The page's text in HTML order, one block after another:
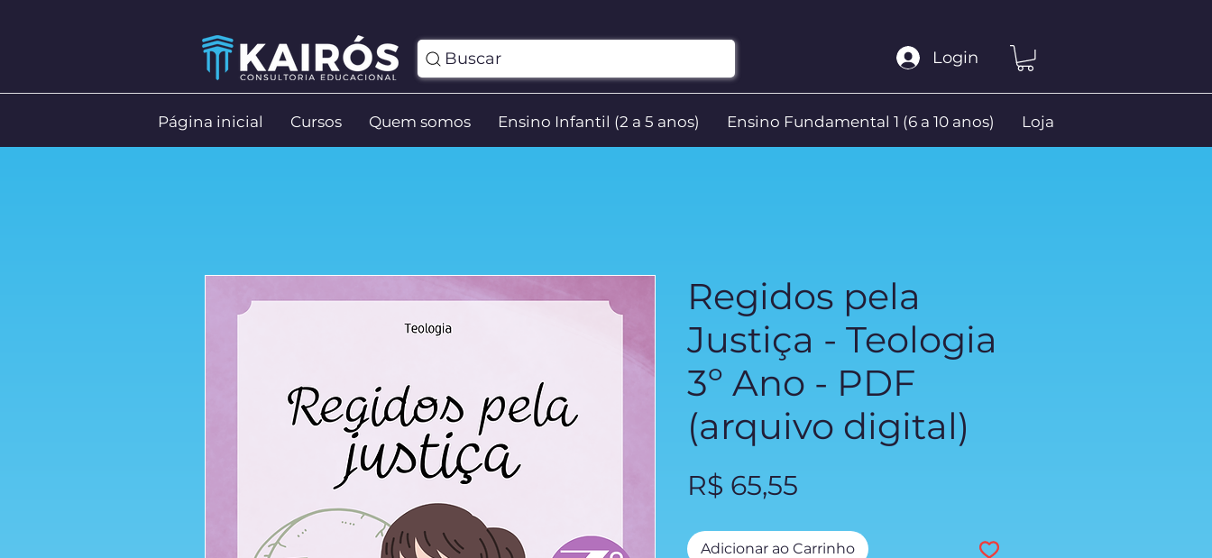
Buscar Login
Página inicial Cursos Quem somos Ensino Infantil (2 a 5 anos) Ensino Fundamental 1 (6 a 10 anos) Loja
Regidos pela
Justiça - Teologia
3º Ano - PDF
(arquivo digital)
R$ 65,55
Adicionar ao Carrinho